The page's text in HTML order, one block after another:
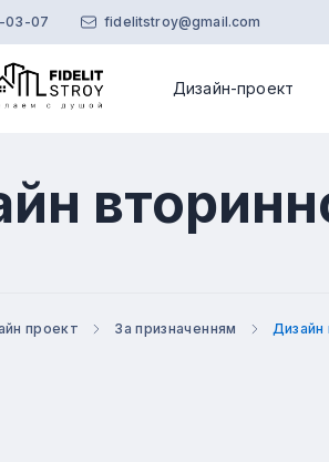
03-07 fidelitstroy@gmail.com
Відкриває модальне вікноДизайн-проект
проект За призначенням Дизайн